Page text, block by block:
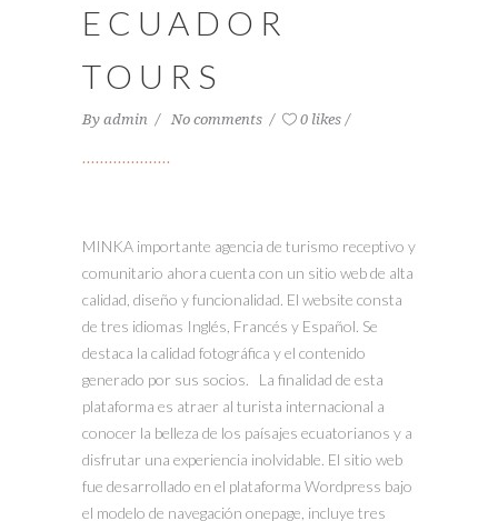
ECUADOR
TOURS
By admin No comments 0 likes
MINKA importante agencia de turismo receptivo y
comunitario ahora cuenta con un sitio web de alta
calidad, diseño y funcionalidad. El website consta
de tres idiomas Inglés, Francés y Español. Se
destaca la calidad fotográfica y el contenido
generado por sus socios. La finalidad de esta
plataforma es atraer al turista internacional a
conocer la belleza de los paísajes ecuatorianos y a
disfrutar una experiencia inolvidable. El sitio web
fue desarrollado en el plataforma Wordpress bajo
el modelo de navegación onepage, incluye tres